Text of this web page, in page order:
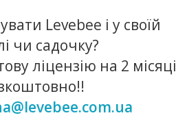
Levebee і у своїй
чи садочку?
ліцензію на 2 місяці